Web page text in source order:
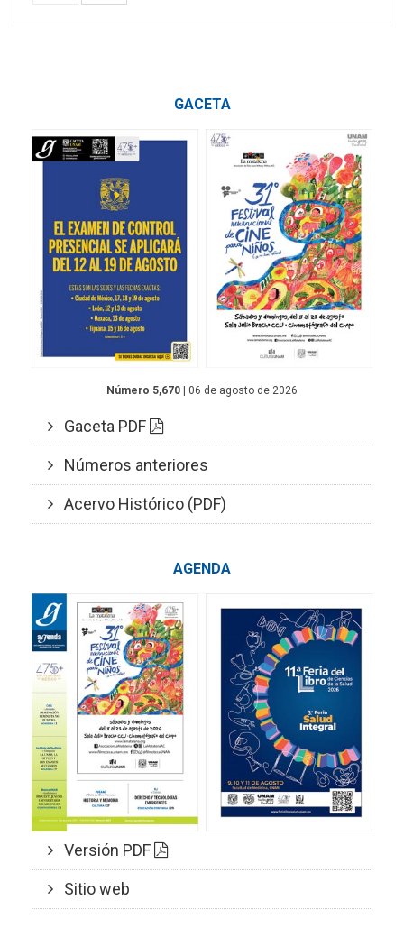
GACETA
Número 5,670 | 06 de agosto de 2026
Gaceta PDF
Números anteriores
Acervo Histórico (PDF)
AGENDA
Versión PDF
Sitio web